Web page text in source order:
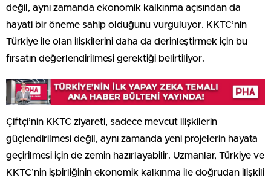
değil, aynı zamanda ekonomik kalkınma açısından da
hayati bir öneme sahip olduğunu vurguluyor. KKTC’nin
Türkiye ile olan ilişkilerini daha da derinleştirmek için bu
fırsatın değerlendirilmesi gerektiği belirtiliyor.
Çiftçi’nin KKTC ziyareti, sadece mevcut ilişkilerin
güçlendirilmesi değil, aynı zamanda yeni projelerin hayata
geçirilmesi için de zemin hazırlayabilir. Uzmanlar, Türkiye ve
KKTC’nin işbirliğinin ekonomik kalkınma ile doğrudan ilişkili